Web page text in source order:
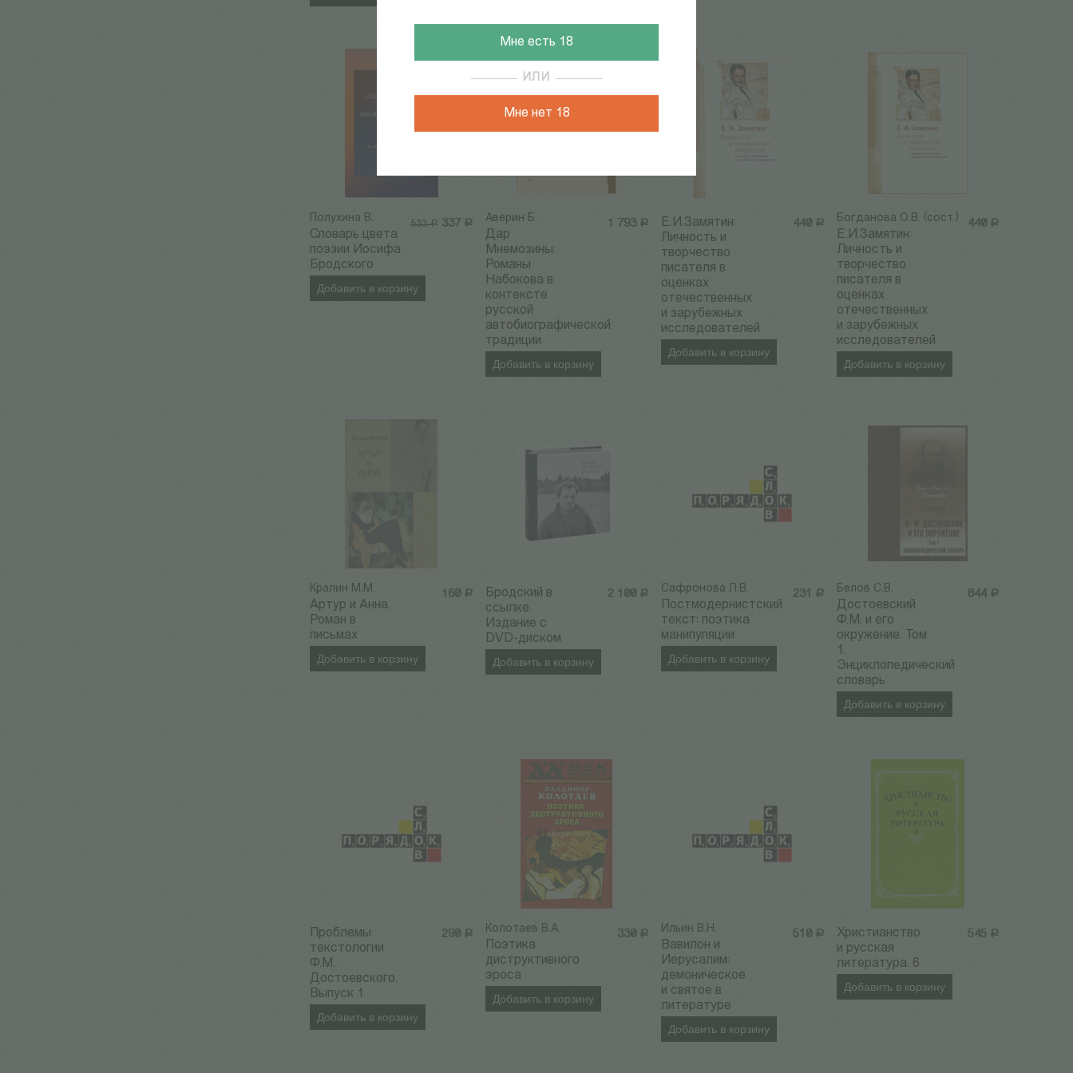
Мне есть 18
ИЛИ
Мне нет 18
533 Р 337 Р
Полухина В.
Словарь цвета
поэзии Иосифа
Бродского
Добавить в корзину
1 793 Р
Аверин Б.
Дар
Мнемозины:
Романы
Набокова в
контексте
русской
автобиографической
традиции
Добавить в корзину
440 Р
Е.И.Замятин:
Личность и
творчество
писателя в
оценках
отечественных
и зарубежных
исследователей
Добавить в корзину
440 Р
Богданова О.В. (сост.)
Е.И.Замятин:
Личность и
творчество
писателя в
оценках
отечественных
и зарубежных
исследователей
Добавить в корзину
160 Р
Кралин М.М.
Артур и Анна.
Роман в
письмах
Добавить в корзину
2 100 Р
Бродский в
ссылке.
Издание с
DVD-диском
Добавить в корзину
231 Р
Сафронова Л.В.
Постмодернистский
текст: поэтика
манипуляции
Добавить в корзину
844 Р
Белов С.В.
Достоевский
Ф.М. и его
окружение. Том
1.
Энциклопедический
словарь
Добавить в корзину
290 Р
Проблемы
текстологии
Ф.М.
Достоевского.
Выпуск 1
Добавить в корзину
330 Р
Колотаев В.А.
Поэтика
диструктивного
эроса
Добавить в корзину
510 Р
Ильин В.Н.
Вавилон и
Иерусалим:
демоническое
и святое в
литературе
Добавить в корзину
545 Р
Христианство
и русская
литература. 6
Добавить в корзину